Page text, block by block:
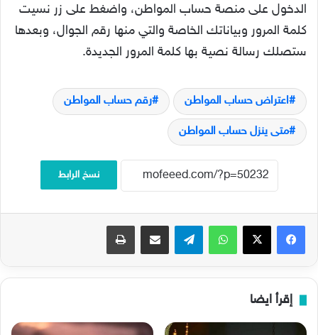
الدخول على منصة حساب المواطن، واضغط على زر نسيت
كلمة المرور وبياناتك الخاصة والتي منها رقم الجوال، وبعدها
ستصلك رسالة نصية بها كلمة المرور الجديدة.
اعتراض حساب المواطن رقم حساب المواطن
متى ينزل حساب المواطن
نسخ الرابط
فيسبوك‫X واتساب تيلقرام مشاركة عبر البريد طباعة
إقرأ ايضا